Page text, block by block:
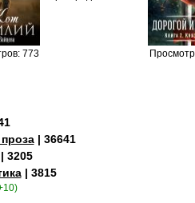
773
| 36641
| 3205
| 3815